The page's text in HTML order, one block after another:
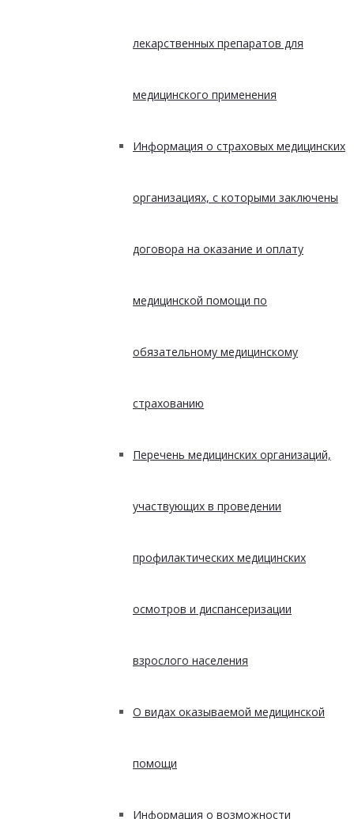
лекарственных препаратов для
медицинского применения
Информация о страховых медицинских
организациях, с которыми заключены
договора на оказание и оплату
медицинской помощи по
обязательному медицинскому
страхованию
Перечень медицинских организаций,
участвующих в проведении
профилактических медицинских
осмотров и диспансеризации
взрослого населения
О видах оказываемой медицинской
помощи
Информация о возможности